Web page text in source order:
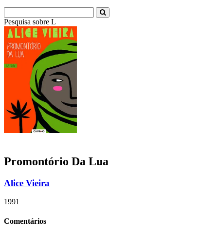
Pesquisa sobre Literatura
Promontório Da Lua
Alice Vieira
1991
Comentários